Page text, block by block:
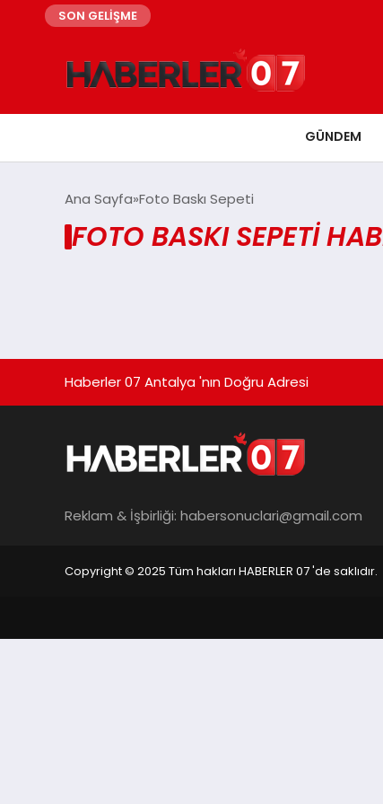
SON GELİŞME
GÜNDEM
Ana Sayfa Foto Baskı Sepeti
FOTO BASKI SEPETI
Haberler 07 Antalya 'nın Doğru Adresi
Reklam & İşbirliği: habersonuclari@gmail.com
Copyright © 2025 Tüm hakları HABERLER 07 'de saklıdır.